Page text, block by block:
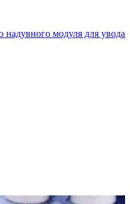
модуля для увода